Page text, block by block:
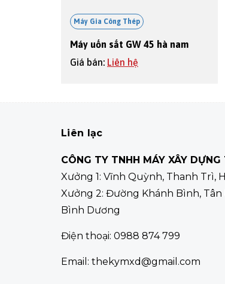
Máy Gia Công Thép
Máy uốn sắt GW 45 hà nam
Giá bán: Liên hệ
Liên lạc
CÔNG TY TNHH MÁY XÂY DỰNG
Xưởng 1: Vĩnh Quỳnh, Thanh Trì,
Xưởng 2: Đường Khánh Bình, Tân
Bình Dương
Điện thoại: 0988 874 799
Email: thekymxd@gmail.com